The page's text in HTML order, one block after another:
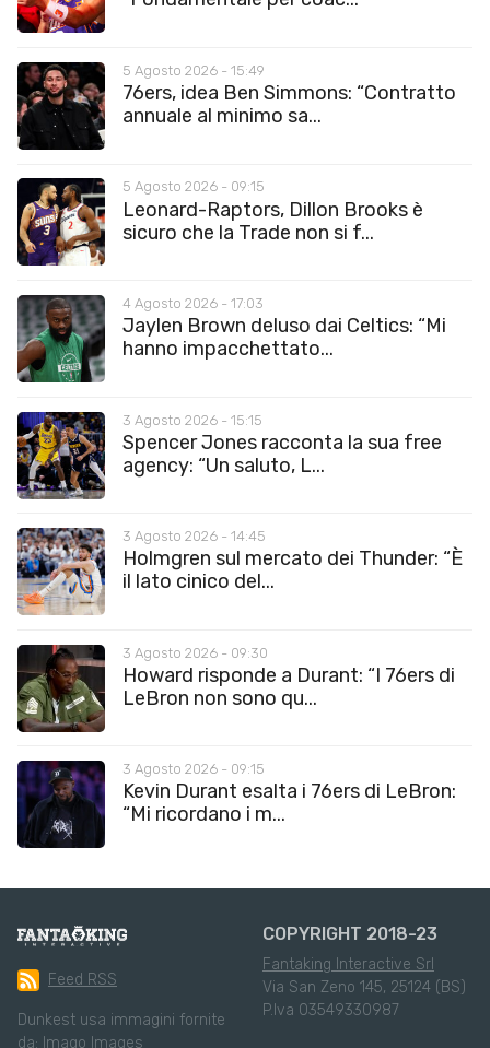
5 Agosto 2026 - 15:49
76ers, idea Ben Simmons: “Contratto
annuale al minimo sa...
5 Agosto 2026 - 09:15
Leonard-Raptors, Dillon Brooks è
sicuro che la Trade non si f...
4 Agosto 2026 - 17:03
Jaylen Brown deluso dai Celtics: “Mi
hanno impacchettato...
3 Agosto 2026 - 15:15
Spencer Jones racconta la sua free
agency: “Un saluto, L...
3 Agosto 2026 - 14:45
Holmgren sul mercato dei Thunder: “È
il lato cinico del...
3 Agosto 2026 - 09:30
Howard risponde a Durant: “I 76ers di
LeBron non sono qu...
3 Agosto 2026 - 09:15
Kevin Durant esalta i 76ers di LeBron:
“Mi ricordano i m...
Feed RSS
Dunkest usa immagini fornite
da: Imago Images
COPYRIGHT 2018-23
Fantaking Interactive Srl
Via San Zeno 145, 25124 (BS)
P.Iva 03549330987